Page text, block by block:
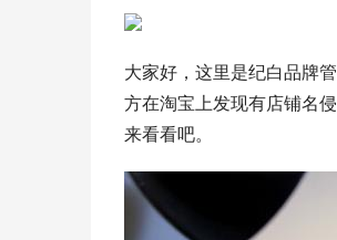
大家好，这里是纪白品牌
方在淘宝上发现有店铺名
来看看吧。